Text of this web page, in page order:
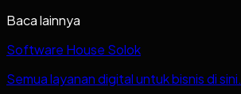
Baca lainnya
Software House Solok
Semua layanan digital untuk bisnis di sini.